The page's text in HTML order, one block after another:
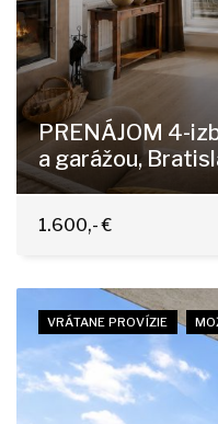
PRENÁJOM 4-
a garážou,
Horská 11/A,
1.600,- €
VRÁTANE PROVÍZIE